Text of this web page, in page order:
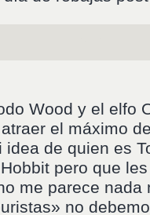
Wood y el elfo
el máximo
idea de quien es
pero que
me parece nada
no